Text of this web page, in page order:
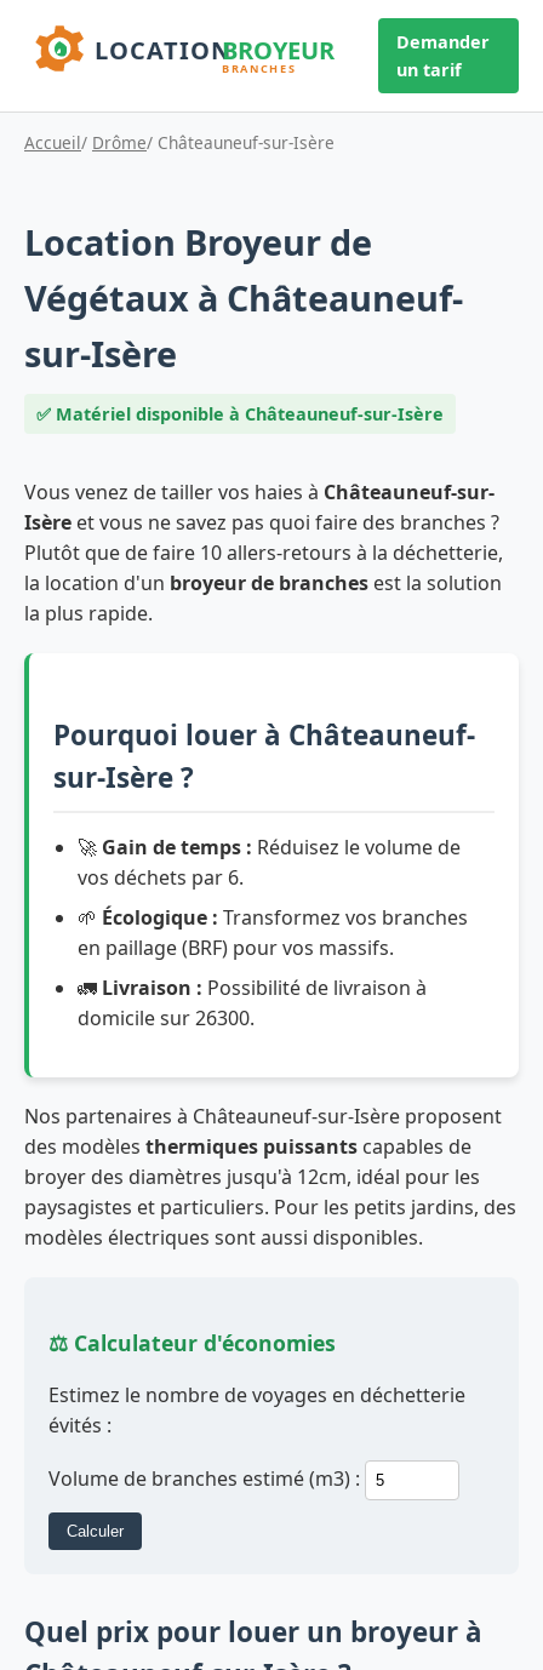
Demander
un tarif
Accueil/ Drôme/ Châteauneuf-sur-Isère
Location Broyeur de
Végétaux à Châteauneuf-
sur-Isère
✅ Matériel disponible à Châteauneuf-sur-Isère
Vous venez de tailler vos haies à Châteauneuf-sur-
Isère et vous ne savez pas quoi faire des branches ?
Plutôt que de faire 10 allers-retours à la déchetterie,
la location d'un broyeur de branches est la solution
la plus rapide.
Pourquoi louer à Châteauneuf-
sur-Isère ?
🚀 Gain de temps : Réduisez le volume de
vos déchets par 6.
🌱 Écologique : Transformez vos branches
en paillage (BRF) pour vos massifs.
🚛 Livraison : Possibilité de livraison à
domicile sur 26300.
Nos partenaires à Châteauneuf-sur-Isère proposent
des modèles thermiques puissants capables de
broyer des diamètres jusqu'à 12cm, idéal pour les
paysagistes et particuliers. Pour les petits jardins, des
modèles électriques sont aussi disponibles.
⚖️ Calculateur d'économies
Estimez le nombre de voyages en déchetterie
évités :
Volume de branches estimé (m3) :
Calculer
Quel prix pour louer un broyeur à